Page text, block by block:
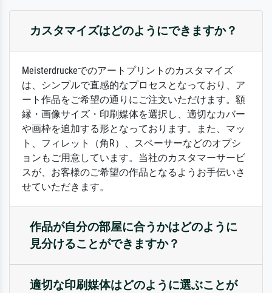
カスタマイズはどのようにできますか？
Meisterdruckeでのアートプリントのカスタマイズ
は、シンプルで直感的なプロセスとなっており、ア
ート作品をご希望の通りにご注文いただけます。額
縁・画像サイズ・印刷媒体を選択し、適切なカバー
や画枠を追加する形となっております。また、マッ
ト、フィレット（角R）、スペーサーなどのオプシ
ョンもご用意しています。当社のカスタマーサービ
スが、お客様のご希望の作品となるようお手伝いさ
せていただきます。
作品が自分の部屋に合うかはどのように
見分けることができますか？
適切な印刷媒体はどのように選ぶことが